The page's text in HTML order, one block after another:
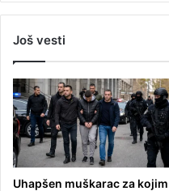
Još vesti
Uhapšen muškarac za kojim